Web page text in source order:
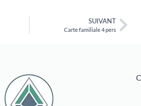
SUIVANT
Carte familiale 4 pers